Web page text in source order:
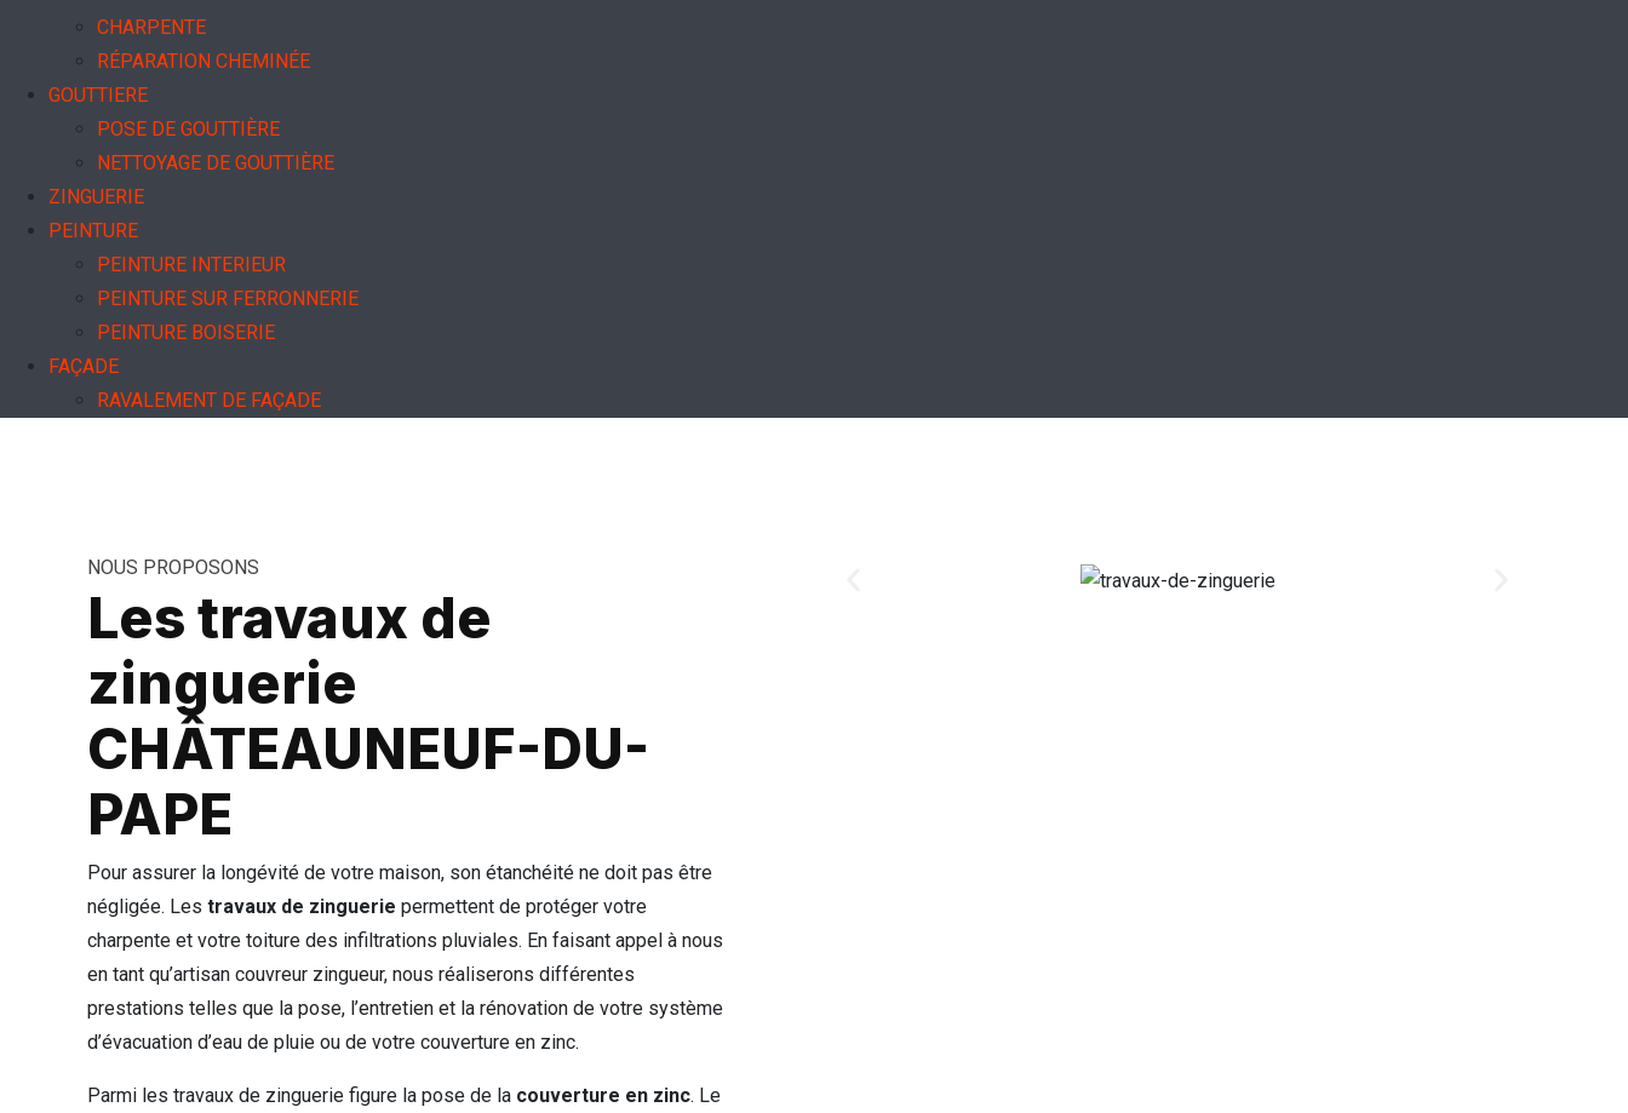
CHARPENTE
RÉPARATION CHEMINÉE
GOUTTIERE
POSE DE GOUTTIÈRE
NETTOYAGE DE GOUTTIÈRE
ZINGUERIE
PEINTURE
PEINTURE INTERIEUR
PEINTURE SUR FERRONNERIE
PEINTURE BOISERIE
FAÇADE
RAVALEMENT DE FAÇADE
NOUS PROPOSONS
Les travaux de
zinguerie
CHÂTEAUNEUF-DU-
PAPE
Pour assurer la longévité de votre maison, son étanchéité ne doit pas être
négligée. Les travaux de zinguerie permettent de protéger votre
charpente et votre toiture des infiltrations pluviales. En faisant appel à nous
en tant qu’artisan couvreur zingueur, nous réaliserons différentes
prestations telles que la pose, l’entretien et la rénovation de votre système
d’évacuation d’eau de pluie ou de votre couverture en zinc.
Parmi les travaux de zinguerie figure la pose de la couverture en zinc. Le